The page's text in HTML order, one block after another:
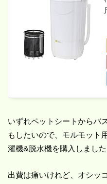
いずれペットシートからバ
もしたいので、モルモット
濯機&脱水機を購入しました
出費は痛いけれど、オシッ